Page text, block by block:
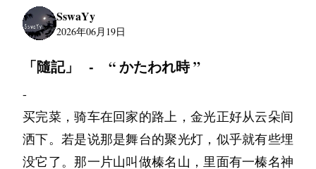
我将漫画拿下来，书页间飘下来一张纸。我知
面。结果面端上来，他忘了放盐。我们对着那碗
面笑了很久。”下面还有一段话。“虽然每天过得
消磨了人生一半的时间，可是还是望不见尽头的
的他站在光芒构造的双翼下。我果然还是想要回
去，回到我们可以再一次选择的时候。
在床头柜夹缝中夹着被我藏起来的纸张，上面用
稚嫩的笔迹写着他曾经的梦想——建一个只记录
手指的方向，远远看到了Sophia正在树荫下的一
个秋千架上荡秋千，旁边一部秋千架下，苏木也
汽车停在了秋千架旁的路边，没等袁丽动手解安
全带，杨均一已经自己解开安全带，推开车门一
溜烟的跑了。
魏师傅看着杨均一的背影，笑着下车替杨均一管
帅气小伙子还是很不错的。
从此以后，他们的关系似乎飞跃似的发展，尤其
是当陈墨得知夏楠还是单身的时候。
酒吧里听小众歌手的专场。
每次跟他出来约会，她都会精心装扮一下，
他偶尔吐槽她的奢侈，她说他不懂得生活。
边路口跑去。
大雨哗哗的下着，我没跑几步就听到了背后的枪
声，回过头看到一颗子弹正一点一点的向我飞过
来，犹如电影里的慢镜头一样，我下意识里向旁
边躲闪，可是身体像生了锈的机器一样动也动不
了。不知道她什么时候出现在我的面前，替我挡
住了这棵子弹。
SswaYy
2026年06月19日
「隨記」  -   “ かたわれ時 ”
-
买完菜，骑车在回家的路上，金光正好从云朵间
洒下。若是说那是舞台的聚光灯，似乎就有些埋
没它了。那一片山叫做榛名山，里面有一榛名神